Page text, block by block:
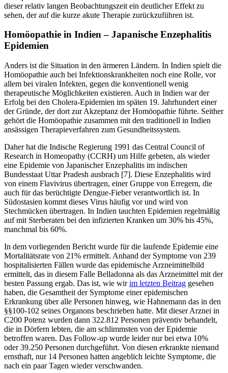
dieser relativ langen Beobachtungszeit ein deutlicher Effekt zu
sehen, der auf die kurze akute Therapie zurückzuführen ist.
Homöopathie in Indien – Japanische Enzephalitis
Epidemien
Anders ist die Situation in den ärmeren Ländern. In Indien spielt die
Homöopathie auch bei Infektionskrankheiten noch eine Rolle, vor
allem bei viralen Infekten, gegen die konventionell wenig
therapeutische Möglichkeiten existieren. Auch in Indien war der
Erfolg bei den Cholera-Epidemien im späten 19. Jahrhundert einer
der Gründe, der dort zur Akzeptanz der Homöopathie führte. Seither
gehört die Homöopathie zusammen mit den traditionell in Indien
ansässigen Therapieverfahren zum Gesundheitssystem.
Daher hat die Indische Regierung 1991 das Central Council of
Research in Homeopathy (CCRH) um Hilfe gebeten, als wieder
eine Epidemie von Japanischer Enzephalitis im indischen
Bundesstaat Uttar Pradesh ausbrach [7]. Diese Enzephalitis wird
von einem Flavivirus übertragen, einer Gruppe von Erregern, die
auch für das berüchtigte Dengue-Fieber verantwortlich ist. In
Südostasien kommt dieses Virus häufig vor und wird von
Stechmücken übertragen. In Indien tauchten Epidemien regelmäßig
auf mit Sterberaten bei den infizierten Kranken um 30% bis 45%,
manchmal bis 60%.
In dem vorliegenden Bericht wurde für die laufende Epidemie eine
Mortalitätsrate von 21% ermittelt. Anhand der Symptome von 239
hospitalisierten Fällen wurde das epidemische Arzneimittelbild
ermittelt, das in diesem Falle Belladonna als das Arzneimittel mit der
besten Passung ergab. Das ist, wie wirim letzten Beitrag gesehen
haben, die Gesamtheit der Symptome einer epidemischen
Erkrankung über alle Personen hinweg, wie Hahnemann das in den
§§100-102 seines Organons beschrieben hatte. Mit dieser Arznei in
C200 Potenz wurden dann 322.812 Personen präventiv behandelt,
die in Dörfern lebten, die am schlimmsten von der Epidemie
betroffen waren. Das Follow-up wurde leider nur bei etwa 10%
oder 39.250 Personen durchgeführt. Von diesen erkrankte niemand
ernsthaft, nur 14 Personen hatten angeblich leichte Symptome, die
nach ein paar Tagen wieder verschwanden.